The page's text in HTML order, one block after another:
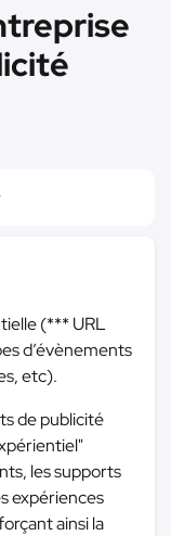
(*** URL
d’évènements
etc).
de publicité
les supports
expériences
ainsi la